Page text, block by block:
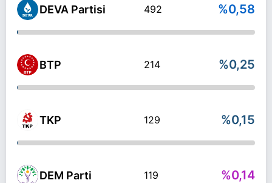
DEVA Partisi 492 %0,58
BTP 214 %0,25
TKP 129 %0,15
DEM Parti 119 %0,14